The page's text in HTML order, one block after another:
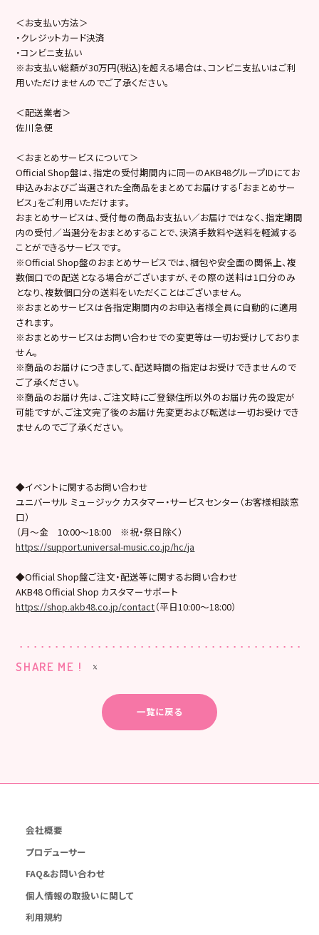
＜お支払い方法＞
・クレジットカード決済
・コンビニ支払い
※お支払い総額が30万円(税込)を超える場合は、コンビニ支払いはご利
用いただけませんのでご了承ください。
＜配送業者＞
佐川急便
＜おまとめサービスについて＞
Official Shop盤は、指定の受付期間内に同一のAKB48グループIDにてお
申込みおよびご当選された全商品をまとめてお届けする「おまとめサー
ビス」をご利用いただけます。
おまとめサービスは、受付毎の商品お支払い／お届けではなく、指定期間
内の受付／当選分をおまとめすることで、決済手数料や送料を軽減する
ことができるサービスです。
※Official Shop盤のおまとめサービスでは、梱包や安全面の関係上、複
数個口での配送となる場合がございますが、その際の送料は1口分のみ
となり、複数個口分の送料をいただくことはございません。
※おまとめサービスは各指定期間内のお申込者様全員に自動的に適用
されます。
※おまとめサービスはお問い合わせでの変更等は一切お受けしておりま
せん。
※商品のお届けにつきまして、配送時間の指定はお受けできませんので
ご了承ください。
※商品のお届け先は、ご注文時にご登録住所以外のお届け先の設定が
可能ですが、ご注文完了後のお届け先変更および転送は一切お受けでき
ませんのでご了承ください。
◆イベントに関するお問い合わせ
ユニバーサル ミュ－ジック カスタマー・サービスセンター（お客様相談窓
口）
（月～金 10:00～18:00 ※祝・祭日除く）
https://support.universal-music.co.jp/hc/ja
◆Official Shop盤ご注文・配送等に関するお問い合わせ
AKB48 Official Shop カスタマーサポート
https://shop.akb48.co.jp/contact（平日10:00～18:00）
SHARE ME !
一覧に戻る
会社概要
プロデューサー
FAQ&お問い合わせ
個人情報の取扱いに関して
利用規約